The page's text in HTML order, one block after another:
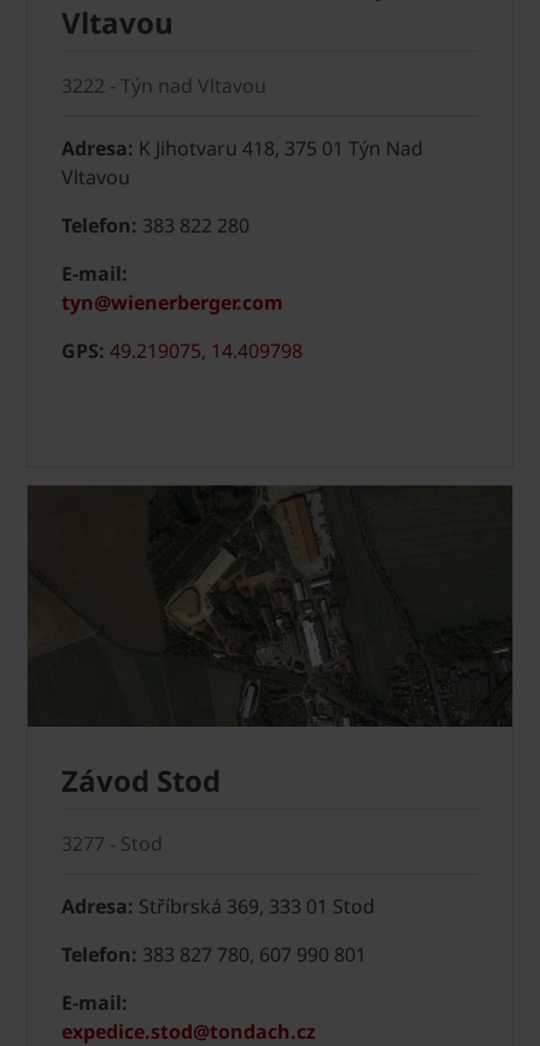
Vltavou
3222 - Týn nad Vltavou
Adresa: K Jihotvaru 418, 375 01 Týn Nad
Vltavou
Telefon: 383 822 280
E-mail:
tyn@wienerberger.com
GPS: 49.219075, 14.409798
Závod Stod
3277 - Stod
Adresa: Stříbrská 369, 333 01 Stod
Telefon: 383 827 780, 607 990 801
E-mail:
expedice.stod@tondach.cz